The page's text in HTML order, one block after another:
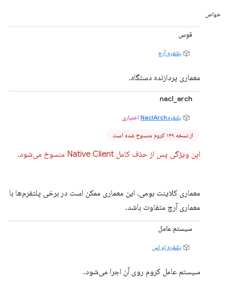
خواص
قوس
پلتفرم آرچ
معماری پردازنده دستگاه.
nacl_arch
پلتفرمNaclArch اختیاری
از نسخه ۱۴۹ کروم منسوخ شده است
این ویژگی پس از حذف کامل Native Client منسوخ می‌شود.
معماری کلاینت بومی. این معماری ممکن است در برخی پلتفرم‌ها با
معماری آرچ متفاوت باشد.
سیستم عامل
پلتفرم او اس
سیستم عامل کروم روی آن اجرا می‌شود.